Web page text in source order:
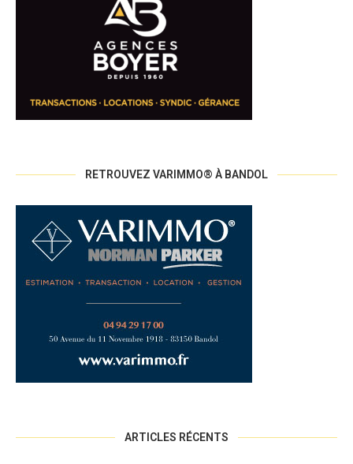
RETROUVEZ VARIMMO® À BANDOL
ARTICLES RÉCENTS